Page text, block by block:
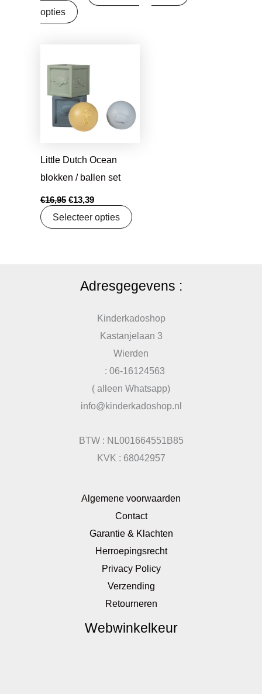
opties
Little Dutch Ocean
blokken / ballen set
€16,95
was:
€16,95.
€13,39
Selecteer opties
Adresgegevens :
Kinderkadoshop
Kastanjelaan 3
Wierden
: 06-16124563
( alleen Whatsapp)
info@kinderkadoshop.nl
BTW : NL001664551B85
KVK : 68042957
Algemene voorwaarden
Contact
Garantie & Klachten
Herroepingsrecht
Privacy Policy
Verzending
Retourneren
Webwinkelkeur